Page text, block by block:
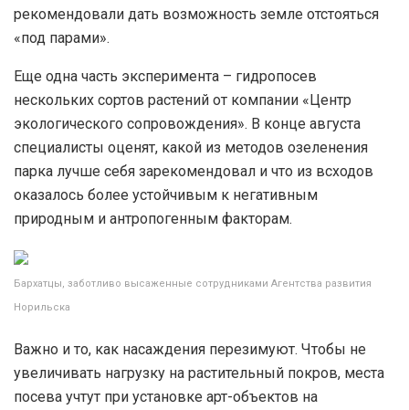
рекомендовали дать возможность земле отстояться
«под парами».
Еще одна часть эксперимента – гидропосев
нескольких сортов растений от компании «Центр
экологического сопровождения». В конце августа
специалисты оценят, какой из методов озеленения
парка лучше себя зарекомендовал и что из всходов
оказалось более устойчивым к негативным
природным и антропогенным факторам.
Бархатцы, заботливо высаженные сотрудниками Агентства развития
Норильска
Важно и то, как насаждения перезимуют. Чтобы не
увеличивать нагрузку на растительный покров, места
посева учтут при установке арт-объектов на